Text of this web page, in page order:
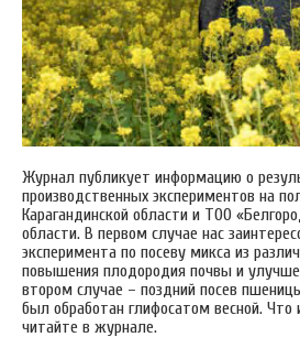
Журнал публикует информацию о
производственных экспериментов на
Карагандинской области и ТОО
области. В первом случае нас
эксперимента по посеву микса из
повышения плодородия почвы и
втором случае – поздний посев
был обработан глифосатом весной. Что
читайте в журнале.